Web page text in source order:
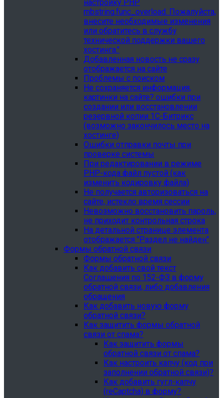
настройку PHP
mbstring.func_overload. Пожалуйста,
внесите необходимые изменения
или обратитесь в службу
технической поддержки вашего
хостинга."
Добавленная новость не сразу
отображается на сайте
Проблемы с поиском
Не сохраняется информация,
картинки на сайте? ошибки при
создании или восстановлении
резервной копии 1С-Битрикс
(возможно закончилось место на
хостинге)
Ошибки отправки почты при
проверке системы
При редактировании в режиме
PHP-кода файл пустой (как
изменить кодировку файла)
Не получается авторизоваться на
сайте, истекло время сессии
Невозможно восстановить пароль,
не приходит контрольная строка
На детальной странице элемента
отображается "Раздел не найден"
Формы обратной связи
Формы обратной связи
Как добавить свой текст
Соглашения по 152-ФЗ в форму
обратной связи, либо добавления
обращения
Как добавить новую форму
обратной связи?
Как защитить формы обратной
связи от спама?
Как защитить формы
обратной связи от спама?
Как настроить капчу (код при
заполнении обратной связи)?
Как добавить гугл-капчу
(reCaptcha) в форму?